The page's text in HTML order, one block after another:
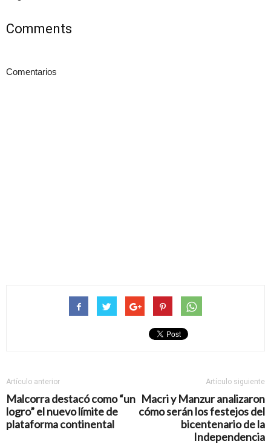
Comments
Comentarios
Artículo anterior
Malcorra destacó como “un
logro” el nuevo límite de
plataforma continental
Artículo siguiente
Macri y Manzur analizaron
cómo serán los festejos del
bicentenario de la
Independencia